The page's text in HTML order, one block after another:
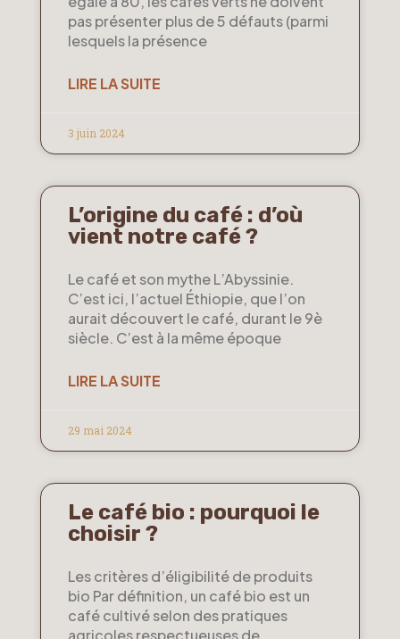
pas présenter plus de 5 défauts (parmi
lesquels la présence
LIRE LA SUITE
3 juin 2024
L’origine du café : d’où
vient notre café ?
Le café et son mythe L’Abyssinie.
C’est ici, l’actuel Éthiopie, que l’on
aurait découvert le café, durant le 9è
siècle. C’est à la même époque
LIRE LA SUITE
29 mai 2024
Le café bio : pourquoi le
choisir ?
Les critères d’éligibilité de produits
bio Par définition, un café bio est un
café cultivé selon des pratiques
agricoles respectueuses de